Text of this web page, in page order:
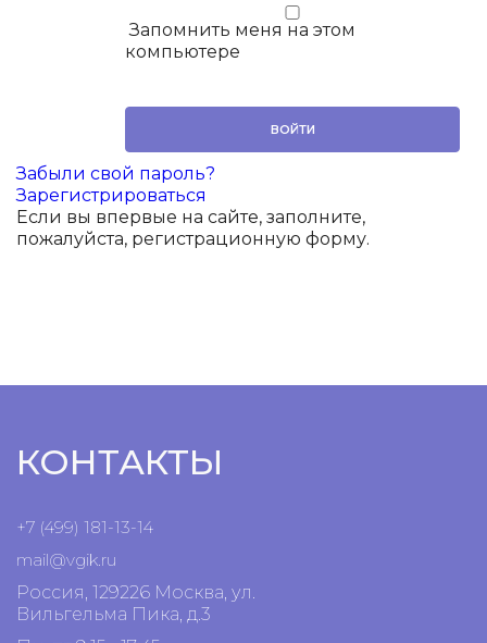
Запомнить меня на этом
компьютере
Забыли свой пароль?
Зарегистрироваться
Если вы впервые на сайте, заполните,
пожалуйста, регистрационную форму.
КОНТАКТЫ
+7 (499) 181-13-14
mail@vgik.ru
Россия, 129226 Москва, ул.
Вильгельма Пика, д.3